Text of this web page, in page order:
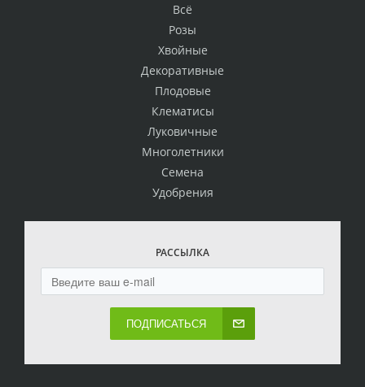
Всё
Розы
Хвойные
Декоративные
Плодовые
Клематисы
Луковичные
Многолетники
Семена
Удобрения
РАССЫЛКА
ПОДПИСАТЬСЯ